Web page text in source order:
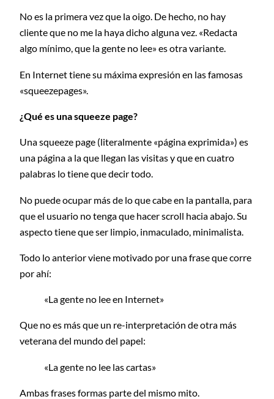
No es la primera vez que la oigo. De hecho, no hay
cliente que no me la haya dicho alguna vez. «Redacta
algo mínimo, que la gente no lee» es otra variante.
En Internet tiene su máxima expresión en las famosas
«squeezepages».
¿Qué es una squeeze page?
Una squeeze page (literalmente «página exprimida») es
una página a la que llegan las visitas y que en cuatro
palabras lo tiene que decir todo.
No puede ocupar más de lo que cabe en la pantalla, para
que el usuario no tenga que hacer scroll hacia abajo. Su
aspecto tiene que ser limpio, inmaculado, minimalista.
Todo lo anterior viene motivado por una frase que corre
por ahí:
«La gente no lee en Internet»
Que no es más que un re-interpretación de otra más
veterana del mundo del papel:
«La gente no lee las cartas»
Ambas frases formas parte del mismo mito.